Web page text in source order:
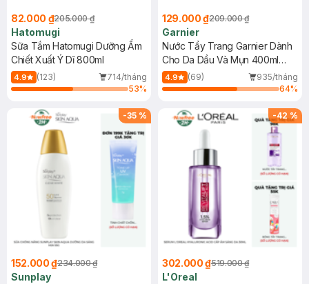
82.000 ₫205.000 ₫
Hatomugi
Sữa Tắm Hatomugi Dưỡng Ẩm
Chiết Xuất Ý Dĩ 800ml
4.9 (123)
714/tháng
53%
129.000 ₫209.000 ₫
Garnier
Nước Tẩy Trang Garnier Dành
Cho Da Dầu Và Mụn 400ml
(Mới)
4.9 (69)
935/tháng
64%
-35 %
152.000 ₫234.000 ₫
Sunplay
-42 %
302.000 ₫519.000 ₫
L'Oreal